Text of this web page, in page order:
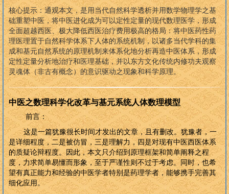
核心提示：通观本文，是用当代自然科学透析并用数学物理学之基
础重塑中医，将中医进化成为可以定性定量的现代数理医学，形成
全面超越西医、极大降低西医治疗费用极高的格局：将中医药性药
理医理置于自然科学体系下人体的系统机制，以诸多当代学科的集
成和基元自然系统的原理机制来体系化地分析再造中医体系，形成
定性定量分析地治疗和医理基础，并以东方文化传统内修功夫观察
灵魂体（非古有概念）的意识驱动之现象和科学原理。
中医之数理科学化改革与基元系统人体数理模型
前言：
这是一篇犹豫很长时间才发出的文章，且有删改。犹豫者，一
是详细程度，二是被仿冒，三是理解力，四是对现有中医西医体系
的质疑论辩程度。因此，本文只介绍到原理框架和简单阐释之程
度，力求简单易懂而形象，至于严谨性则不过于考虑。同时，也希
望有真正能力和经验的中医学者特别是药理学者，能够携手完善其
细化应用。